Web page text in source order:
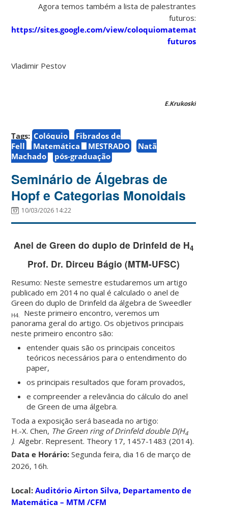
Agora temos também a lista de palestrantes
futuros:
https://sites.google.com/view/coloquiomatematica/
futuros
Vladimir Pestov
E.Krukoski
Tags: Colóquio
Fibrados de
Fell
Matemática MESTRADO
Natã
Machado
pós-graduação
Seminário de Álgebras de
Hopf e Categorias Monoidais
10/03/2026 14:22
Anel de Green do duplo de Drinfeld de H4
Prof. Dr. Dirceu Bágio (MTM-UFSC)
Resumo: Neste semestre estudaremos um artigo
publicado em 2014 no qual é calculado o anel de
Green do duplo de Drinfeld da álgebra de Sweedler
H4.
Neste primeiro encontro, veremos um
panorama geral do artigo. Os objetivos principais
neste primeiro encontro são:
entender quais são os principais conceitos
teóricos necessários para o entendimento do
paper,
os principais resultados que foram provados,
e compreender a relevância do cálculo do anel
de Green de uma álgebra.
Toda a exposição será baseada no artigo:
H.-X. Chen, The Green ring of Drinfeld double D(H4
). Algebr. Represent. Theory 17, 1457-1483 (2014).
Data e Horário:Segunda feira, dia 16 de março de
2026, 16h.
Local:Auditório Airton Silva, Departamento de
Matemática – MTM /CFM